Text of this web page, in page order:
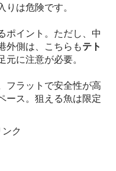
りは危険です。
ポイント。ただし、中
外側は、こちらもテト
元に注意が必要。
フラットで安全性が高
ース。狙える魚は限定
ク